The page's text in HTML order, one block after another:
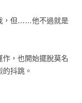
，但……他不過就是
，也開始擺脫莫名
抖跳。